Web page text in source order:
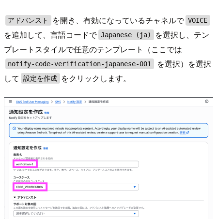
アドバンスト を開き、有効になっているチャネルで VOICE
を追加して、言語コードで Japanese (ja)
を選択し、テン
プレートスタイルで任意のテンプレート（ここでは
notify-code-verification-japanese-001
を選択）を選択
して
設定を作成 をクリックします。